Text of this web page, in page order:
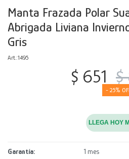
Manta Frazada Polar
Abrigada Liviana
Gris
1495
$ 651 $
25
LLEGA HOY
Garantía 1 mes